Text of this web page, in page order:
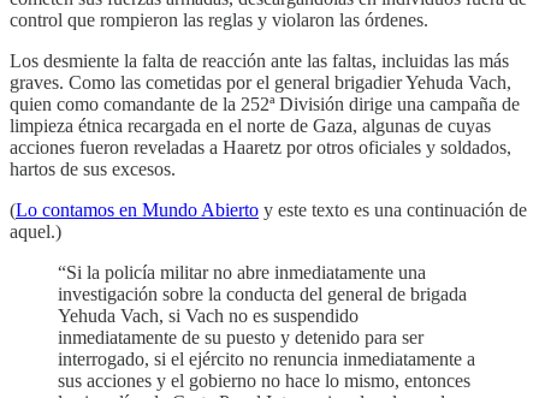
control que rompieron las reglas y violaron las órdenes.
Los desmiente la falta de reacción ante las faltas, incluidas las más
graves. Como las cometidas por el general brigadier Yehuda Vach,
quien como comandante de la 252ª División dirige una campaña de
limpieza étnica recargada en el norte de Gaza, algunas de cuyas
acciones fueron reveladas a Haaretz por otros oficiales y soldados,
hartos de sus excesos.
(Lo contamos en Mundo Abierto y este texto es una continuación de
aquel.)
“Si la policía militar no abre inmediatamente una
investigación sobre la conducta del general de brigada
Yehuda Vach, si Vach no es suspendido
inmediatamente de su puesto y detenido para ser
interrogado, si el ejército no renuncia inmediatamente a
sus acciones y el gobierno no hace lo mismo, entonces